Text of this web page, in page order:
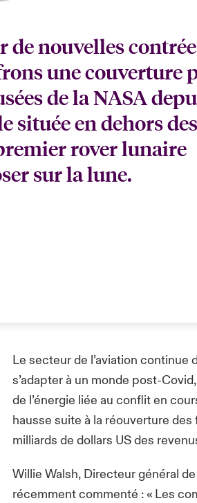
de nouvelles
une couverture
de la NASA
située en dehors des
rover lunaire
sur la lune.
Le secteur de l’aviation continue
s’adapter à un monde post-
de l’énergie liée au conflit en
hausse suite à la réouverture
milliards de dollars US des
Willie Walsh, Directeur général
récemment commenté : « Les